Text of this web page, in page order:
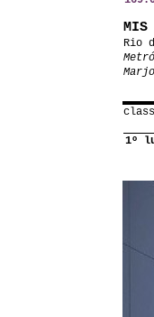
Rio
1º